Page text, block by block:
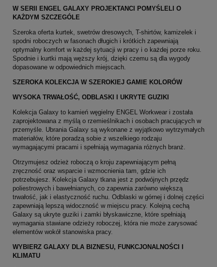
W SERII ENGEL GALAXY PROJEKTANCI POMYŚLELI O
KAŻDYM SZCZEGÓLE
Szeroka oferta kurtek, swetrów dresowych, T-shirtów, kamizelek i
spodni roboczych w fasonach długich i krótkich zapewniają
optymalny komfort w każdej sytuacji w pracy i o każdej porze roku.
Spodnie i kurtki mają węższy krój, dzięki czemu są dla wygody
dopasowane w odpowiednich miejscach.
SZEROKA KOLEKCJA W SZEROKIEJ GAMIE KOLORÓW
WYSOKA TRWAŁOŚĆ, ODBLASKI I UKRYTE GUZIKI
Kolekcja Galaxy to kamień węgielny ENGEL Workwear i została
zaprojektowana z myślą o rzemieślnikach i osobach pracujących w
przemyśle. Ubrania Galaxy są wykonane z wyjątkowo wytrzymałych
materiałów, które poradzą sobie z wszelkiego rodzaju
wymagającymi pracami i spełniają wymagania różnych branż.
Otrzymujesz odzież roboczą o kroju zapewniającym pełną
zręczność oraz wsparcie i wzmocnienia tam, gdzie ich
potrzebujesz. Kolekcja Galaxy tkana jest z podwójnych przędz
poliestrowych i bawełnianych, co zapewnia zarówno większą
trwałość, jak i elastyczność ruchu. Odblaski w górnej i dolnej części
zapewniają lepszą widoczność w miejscu pracy. Kolejną cechą
Galaxy są ukryte guziki i zamki błyskawiczne, które spełniają
wymagania stawiane odzieży roboczej, która nie może zarysować
elementów wokół stanowiska pracy.
WYBIERZ GALAXY DLA BIZNESU, FUNKCJONALNOŚCI I
KLIMATU